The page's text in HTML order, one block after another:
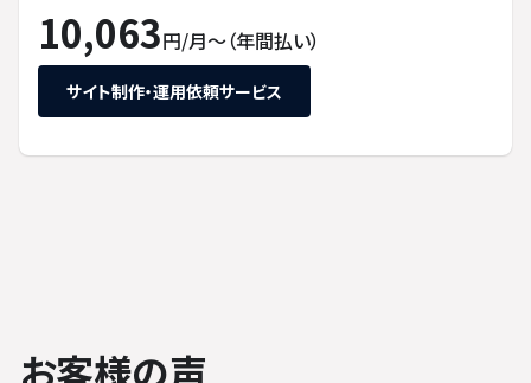
10,063円/月〜（年間払い）
サイト制作・運用依頼サービス
お客様の声